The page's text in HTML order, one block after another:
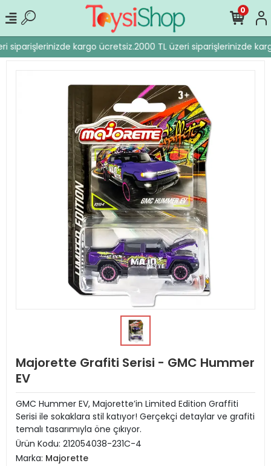
siparişlerinizde kargo ücretsiz.2000 TL üzeri siparişlerinizde
0
Majorette Grafiti Serisi - GMC Hummer
EV
GMC Hummer EV, Majorette’in Limited Edition Graffiti
Serisi ile sokaklara stil katıyor! Gerçekçi detaylar ve grafiti
temalı tasarımıyla öne çıkıyor.
Ürün Kodu: 212054038-231C-4
Marka: Majorette